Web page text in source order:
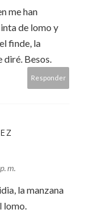
me han
de lomo y
finde, la
diré. Besos.
Responder
m.
la manzana
lomo.